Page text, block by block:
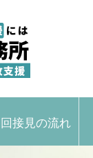
接見の流れ